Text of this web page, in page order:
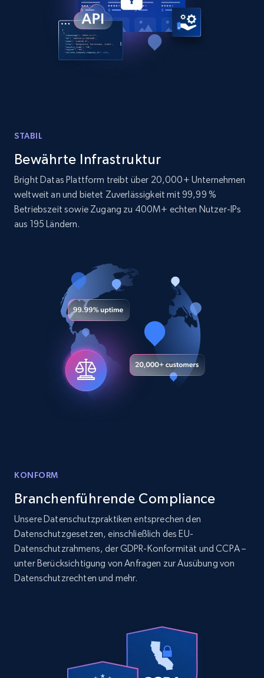
URL, ID, User id, Use url, Title, Headline, Post
text, Date posted, and more.
company URL
URL, ID, User id, Use url, Title, Headline, Post
Gratis testen
ID, User posted, Name, Description, Date
posted, Photos, URL, Quoted post, and more.
10.3K+ 1.2K+ Gratis testen
X (formerly Twitter) - Posts - Collecting
Twitter posts URLs
X (formerly Twitter) - Posts - Getting x
posts by array of profiles
ID, User posted, Name, Description, Date
posted, Photos, URL, Quoted post, and more.
Account id, Nickname, Biography, Awg
STABIL
Bewährte Infrastruktur
Bright Datas Plattform treibt über 20,000+ Unternehmen
weltweit an und bietet Zuverlässigkeit mit 99,99 %
Betriebszeit sowie Zugang zu 400M+ echten Nutzer-IPs
aus 195 Ländern.
KONFORM
Branchenführende Compliance
Unsere Datenschutzpraktiken entsprechen den
Datenschutzgesetzen, einschließlich des EU-
Datenschutzrahmens, der GDPR-Konformität und CCPA –
unter Berücksichtigung von Anfragen zur Ausübung von
Datenschutzrechten und mehr.